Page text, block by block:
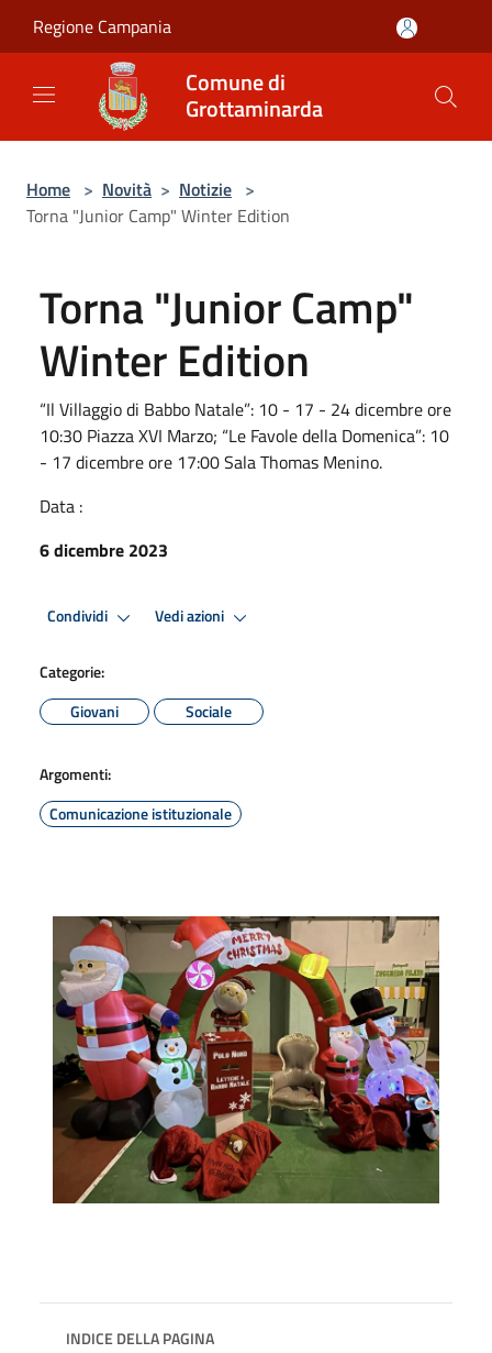
Regione Campania
Comune di
Grottaminarda
Home > Novità > Notizie >
Torna "Junior Camp" Winter Edition
Torna "Junior Camp"
Winter Edition
“Il Villaggio di Babbo Natale”: 10 - 17 - 24 dicembre ore
10:30 Piazza XVI Marzo; “Le Favole della Domenica”: 10
- 17 dicembre ore 17:00 Sala Thomas Menino.
Data :
6 dicembre 2023
Condividi Vedi azioni
Categorie:
Giovani
Sociale
Argomenti:
Comunicazione istituzionale
INDICE DELLA PAGINA